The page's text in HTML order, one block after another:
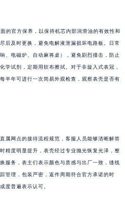
的官方保养，以保持机芯内部润滑油的有效性和
后及时更换，避免电解液泄漏损坏电路板。日常
、电磁炉、自动麻将桌），避免剧烈撞击，防止
学试剂，定期用软布擦拭。对于非旋入式表冠，
半年可进行一次简易外观检查，观察表壳是否有
属网点的接待流程规范，客服人员能够清晰解答
精度明显提升，表壳经过专业抛光恢复光泽，整
服务，表主们表示颜色与质感与出厂一致，缝线
管理，包装严密，返件周期符合官方承诺的时
度普遍表示认可。